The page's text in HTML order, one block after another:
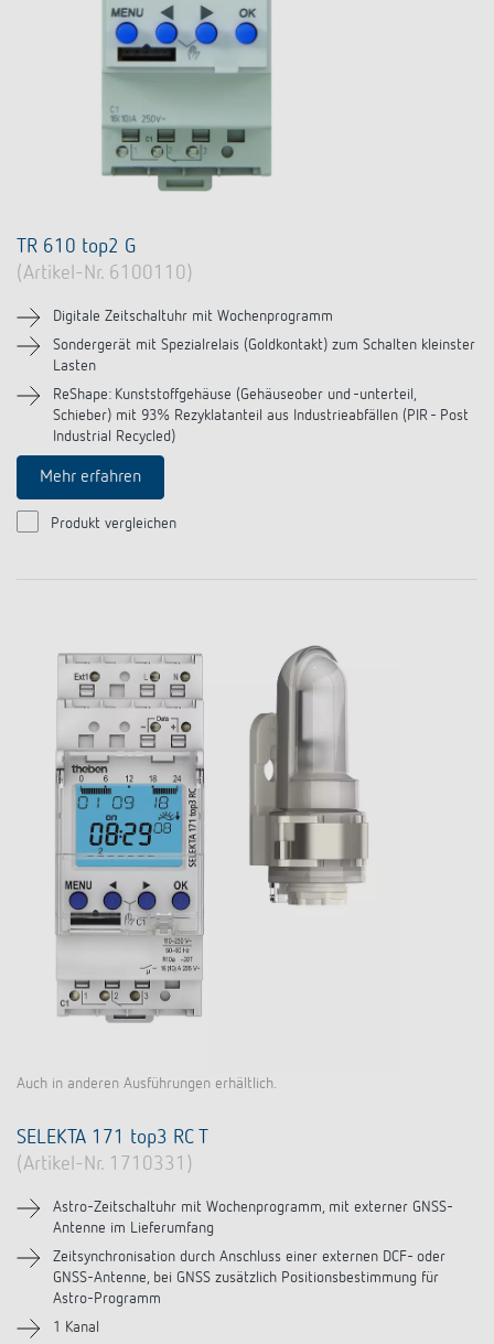
TR 610 top2 G
(Artikel-Nr. 6100110)
Digitale Zeitschaltuhr mit Wochenprogramm
Sondergerät mit Spezialrelais (Goldkontakt) zum Schalten kleinster
Lasten
ReShape: Kunststoffgehäuse (Gehäuseober und -unterteil,
Schieber) mit 93% Rezyklatanteil aus Industrieabfällen (PIR - Post
Industrial Recycled)
Mehr erfahren
Produkt vergleichen
Auch in anderen Ausführungen erhältlich.
SELEKTA 171 top3 RC T
(Artikel-Nr. 1710331)
Astro-Zeitschaltuhr mit Wochenprogramm, mit externer GNSS-
Antenne im Lieferumfang
Zeitsynchronisation durch Anschluss einer externen DCF- oder
GNSS-Antenne, bei GNSS zusätzlich Positionsbestimmung für
Astro-Programm
1 Kanal